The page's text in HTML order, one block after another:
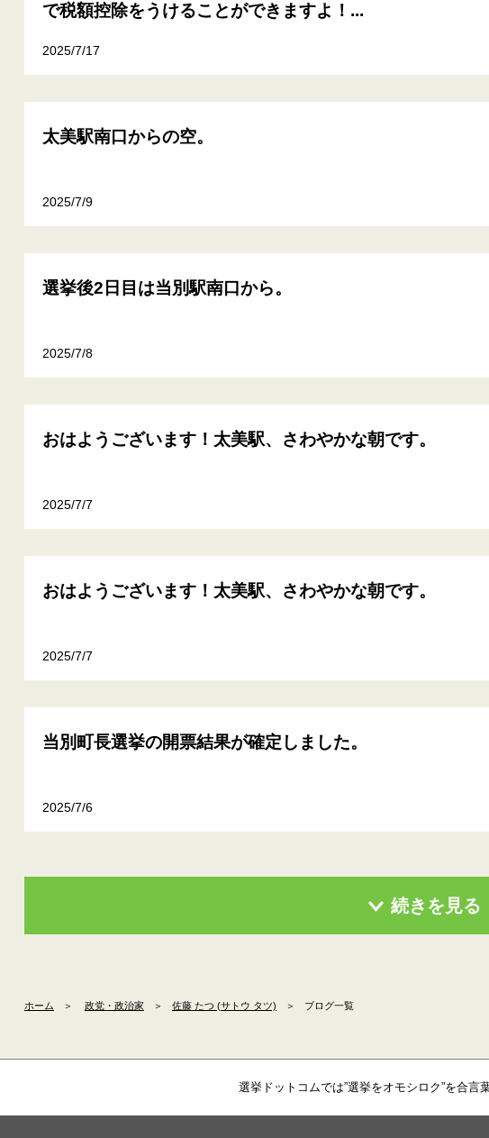
で税額控除をうけることができますよ！...
2025/7/17
太美駅南口からの空。
2025/7/9
選挙後2日目は当別駅南口から。
2025/7/8
おはようございます！太美駅、さわやかな朝です。
2025/7/7
おはようございます！太美駅、さわやかな朝です。
2025/7/7
当別町長選挙の開票結果が確定しました。
2025/7/6
続きを見る
ホーム ＞ 政党・政治家 ＞ 佐藤 たつ (サトウ タツ) ＞ ブログ一覧
選挙ドットコムでは”選挙をオモシロク”を合